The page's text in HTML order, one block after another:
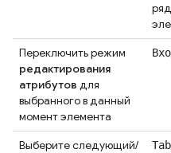
Переключить режим
редактирования
атрибутов для
выбранного в данный
момент элемента
Выберите следующий/
Tab